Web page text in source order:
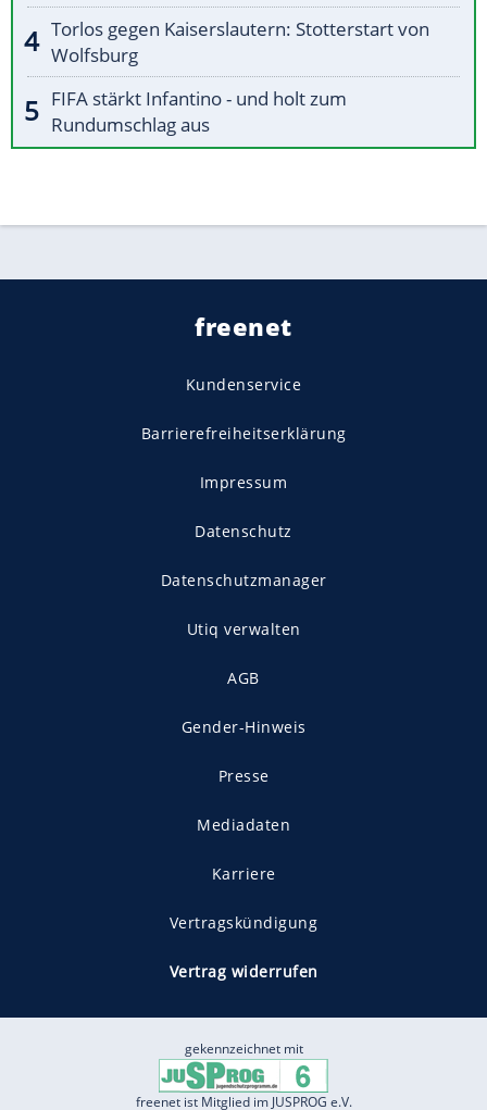
Torlos gegen Kaiserslautern: Stotterstart von
Wolfsburg
FIFA stärkt Infantino - und holt zum
Rundumschlag aus
freenet
Kundenservice
Barrierefreiheitserklärung
Impressum
Datenschutz
Datenschutzmanager
Utiq verwalten
AGB
Gender-Hinweis
Presse
Mediadaten
Karriere
Vertragskündigung
Vertrag widerrufen
gekennzeichnet mit
freenet ist Mitglied im JUSPROG e.V.